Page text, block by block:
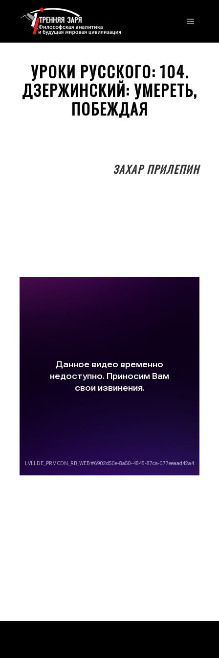
УРОКИ РУССКОГО: 104.
ДЗЕРЖИНСКИЙ: УМЕРЕТЬ,
ПОБЕЖДАЯ
ЗАХАР ПРИЛЕПИН